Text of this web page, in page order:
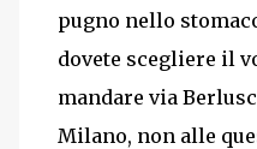
pugno nello
dovete scegliere il
mandare via
Milano, non alle